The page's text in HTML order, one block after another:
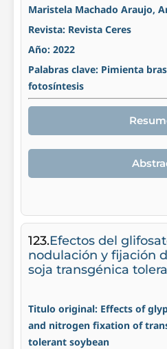
Maristela Machado Araujo,
Revista: Revista Ceres
Año: 2022
Palabras clave: Pimienta
fotosíntesis
123.Efectos del
nodulación y fijación
soja transgénica
Titulo original: Effects of
and nitrogen fixation of
tolerant soybean